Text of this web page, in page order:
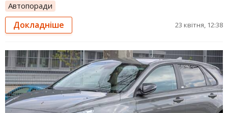
Автопоради
Докладніше 23 квітня, 12:38